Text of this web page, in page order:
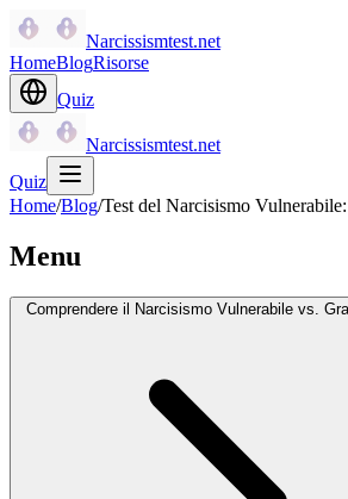
Narcissismtest.net
HomeBlogRisorse
Quiz
Narcissismtest.net
Quiz
Home/Blog/Test del Narcisismo
Menu
Comprendere il Narcisismo Vulnerabile vs.